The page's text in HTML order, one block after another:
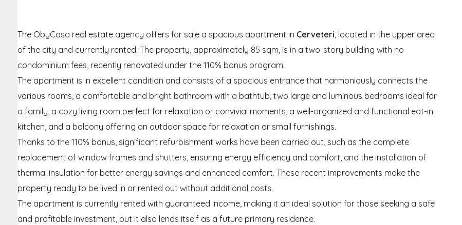
The ObyCasa real estate agency offers for sale a spacious apartment in Cerveteri, located in the upper area
of the city and currently rented. The property, approximately 85 sqm, is in a two-story building with no
condominium fees, recently renovated under the 110% bonus program.
The apartment is in excellent condition and consists of a spacious entrance that harmoniously connects the
various rooms, a comfortable and bright bathroom with a bathtub, two large and luminous bedrooms ideal for
a family, a cozy living room perfect for relaxation or convivial moments, a well-organized and functional eat-in
kitchen, and a balcony offering an outdoor space for relaxation or small furnishings.
Thanks to the 110% bonus, significant refurbishment works have been carried out, such as the complete
replacement of window frames and shutters, ensuring energy efficiency and comfort, and the installation of
thermal insulation for better energy savings and enhanced comfort. These recent improvements make the
property ready to be lived in or rented out without additional costs.
The apartment is currently rented with guaranteed income, making it an ideal solution for those seeking a safe
and profitable investment, but it also lends itself as a future primary residence.